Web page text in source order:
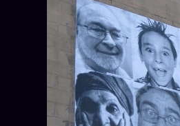
ZS Bundle
Références
SOCIÉTÉ DES AMIS
L'Association ★